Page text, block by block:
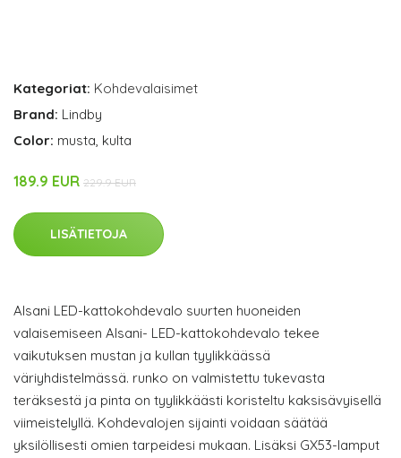
Kategoriat: Kohdevalaisimet
Brand: Lindby
Color: musta, kulta
189.9 EUR 229.9 EUR
LISÄTIETOJA
Alsani LED-kattokohdevalo suurten huoneiden
valaisemiseen Alsani- LED-kattokohdevalo tekee
vaikutuksen mustan ja kullan tyylikkäässä
väriyhdistelmässä. runko on valmistettu tukevasta
teräksestä ja pinta on tyylikkäästi koristeltu kaksisävyisellä
viimeistelyllä. Kohdevalojen sijainti voidaan säätää
yksilöllisesti omien tarpeidesi mukaan. Lisäksi GX53-lamput